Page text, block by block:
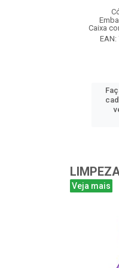
Caixa
EAN:
Veja mais